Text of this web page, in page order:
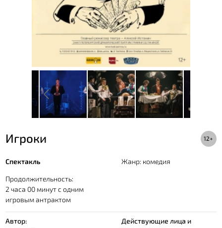
Игроки 12+
Спектакль Жанр: комедия
Продолжительность:
2 часа 00 минут с одним
игровым антрактом
Автор:
Действующие лица и